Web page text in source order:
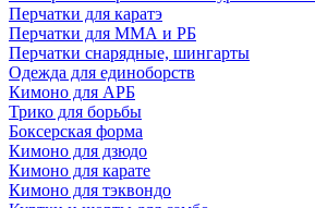
Перчатки для каратэ
Перчатки для ММА и РБ
Перчатки снарядные, шингарты
Одежда для единоборств
Кимоно для АРБ
Трико для борьбы
Боксерская форма
Кимоно для дзюдо
Кимоно для карате
Кимоно для тэквондо